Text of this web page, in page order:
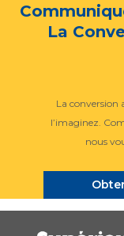
La
La conversion
l’imaginez.
nous